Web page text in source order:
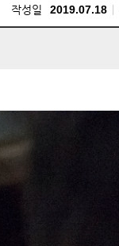
작성일 2019.07.18